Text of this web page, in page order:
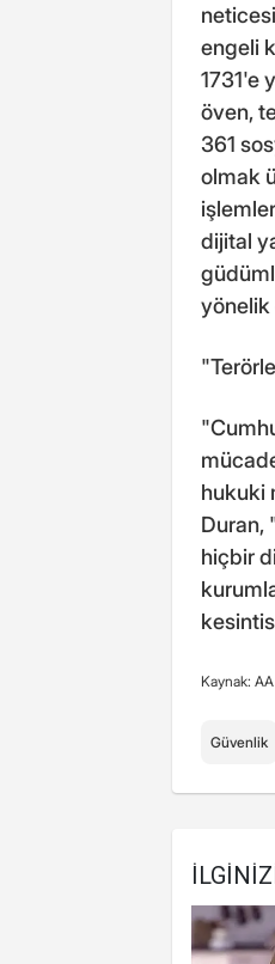
engeli
1731'e
öven,
361
olmak
dijital
yönelik
hukuki
Duran,
hiçbir
Kaynak:
Güvenlik